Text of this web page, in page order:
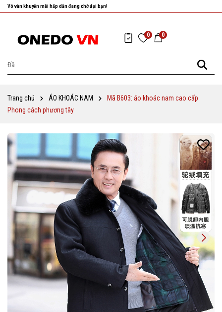
Nhanh tay chọn cho mình những sản phẩm ưng ý nhất!
0 0
Trang chủ ÁO KHOÁC NAM
Mã B603: áo khoác nam cao cấp
Phong cách phương tây